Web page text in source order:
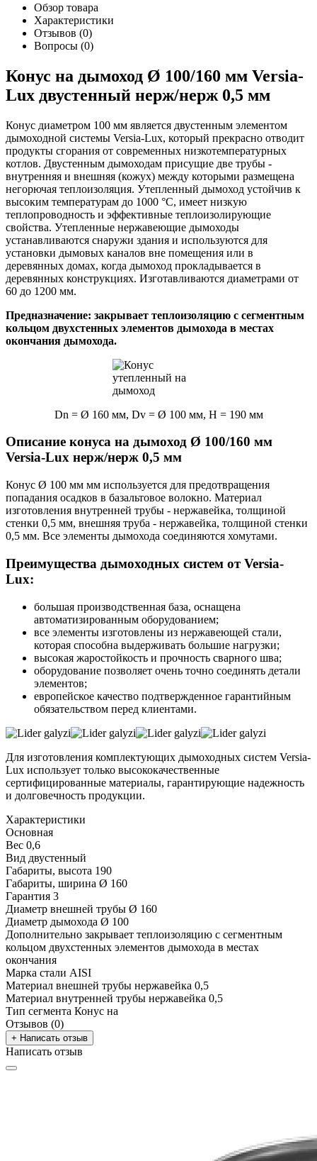
Обзор товара
Характеристики
Отзывов (0)
Вопросы (0)
Конус на дымоход Ø 100/160 мм Versia-
Lux двустенный нерж/нерж 0,5 мм
Конус диаметром 100 мм является двустенным элементом
дымоходной системы Versia-Lux, который прекрасно отводит
продукты сгорания от современных низкотемпературных
котлов. Двустенным дымоходам присущие две трубы -
внутренняя и внешняя (кожух) между которыми размещена
негорючая теплоизоляция. Утепленный дымоход устойчив к
высоким температурам до 1000 °С, имеет низкую
теплопроводность и эффективные теплоизолирующие
свойства. Утепленные нержавеющие дымоходы
устанавливаются снаружи здания и используются для
установки дымовых каналов вне помещения или в
деревянных домах, когда дымоход прокладывается в
деревянных конструкциях. Изготавливаются диаметрами от
60 до 1200 мм.
Предназначение: закрывает теплоизоляцию с сегментным
кольцом двухстенных элементов дымохода в местах
окончания дымохода.
Dn = Ø 160 мм, Dv = Ø 100 мм, H = 190 мм
Описание конуса на дымоход Ø 100/160 мм
Versia-Lux нерж/нерж 0,5 мм
Конус Ø 100 мм мм используется для предотвращения
попадания осадков в базальтовое волокно. Материал
изготовления внутренней трубы - нержавейка, толщиной
стенки 0,5 мм, внешняя труба - нержавейка, толщиной стенки
0,5 мм. Все элементы дымохода соединяются хомутами.
Преимущества дымоходных систем от Versia-
Lux:
большая производственная база, оснащена
автоматизированным оборудованием;
все элементы изготовлены из нержавеющей стали,
которая способна выдерживать большие нагрузки;
высокая жаростойкость и прочность сварного шва;
оборудование позволяет очень точно соединять детали
элементов;
европейское качество подтвержденное гарантийным
обязательством перед клиентами.
Для изготовления комплектующих дымоходных систем Versia-
Lux использует только высококачественные
сертифицированные материалы, гарантирующие надежность
и долговечность продукции.
Характеристики
Основная
Вес 0,6
Вид двустенный
Габариты, высота 190
Габариты, ширина Ø 160
Гарантия 3
Диаметр внешней трубы Ø 160
Диаметр дымохода Ø 100
Дополнительно закрывает теплоизоляцию с сегментным
кольцом двухстенных элементов дымохода в местах
окончания
Марка стали AISI
Материал внешней трубы нержавейка 0,5
Материал внутренней трубы нержавейка 0,5
Тип сегмента Конус на
Отзывов (0)
+ Написать отзыв
Написать отзыв